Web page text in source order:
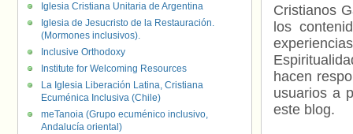
Cristianos
los
hacen
usuarios a
este blog.
Iglesia Cristiana Unitaria de Argentina
Iglesia de Jesucristo de la Restauración.
(Mormones inclusivos).
Inclusive Orthodoxy
Institute for Welcoming Resources
La Iglesia Liberación Latina, Cristiana
Ecuménica Inclusiva (Chile)
meTanoia (Grupo ecuménico inclusivo,
Andalucía oriental)